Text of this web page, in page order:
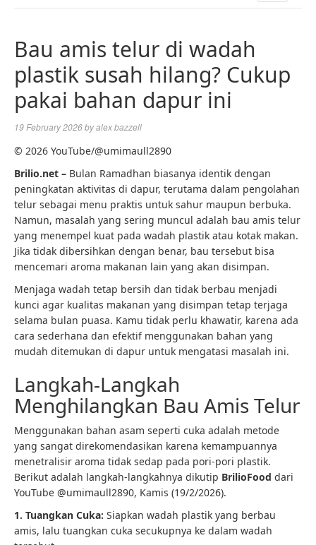
Bau amis telur di wadah
plastik susah hilang? Cukup
pakai bahan dapur ini
19 February 2026byalex bazzell
© 2026 YouTube/@umimaull2890
Brilio.net – Bulan Ramadhan biasanya identik dengan
peningkatan aktivitas di dapur, terutama dalam pengolahan
telur sebagai menu praktis untuk sahur maupun berbuka.
Namun, masalah yang sering muncul adalah bau amis telur
yang menempel kuat pada wadah plastik atau kotak makan.
Jika tidak dibersihkan dengan benar, bau tersebut bisa
mencemari aroma makanan lain yang akan disimpan.
Menjaga wadah tetap bersih dan tidak berbau menjadi
kunci agar kualitas makanan yang disimpan tetap terjaga
selama bulan puasa. Kamu tidak perlu khawatir, karena ada
cara sederhana dan efektif menggunakan bahan yang
mudah ditemukan di dapur untuk mengatasi masalah ini.
Langkah-Langkah
Menghilangkan Bau Amis Telur
Menggunakan bahan asam seperti cuka adalah metode
yang sangat direkomendasikan karena kemampuannya
menetralisir aroma tidak sedap pada pori-pori plastik.
Berikut adalah langkah-langkahnya dikutip BrilioFood dari
YouTube @umimaull2890, Kamis (19/2/2026).
1. Tuangkan Cuka: Siapkan wadah plastik yang berbau
amis, lalu tuangkan cuka secukupnya ke dalam wadah